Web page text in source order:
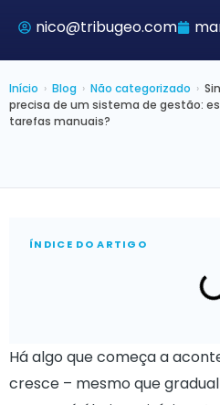
nico@tribugeo.com
Início › Blog › Não categorizado ›
precisa de um sistema de gestão:
tarefas manuais?
ÍNDICE DO ARTIGO
Há algo que começa a
cresce – mesmo que